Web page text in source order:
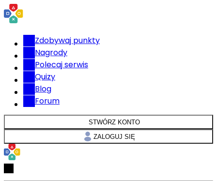
Zdobywaj punkty
Nagrody
Polecaj serwis
Quizy
Blog
Forum
STWÓRZ KONTO
ZALOGUJ SIĘ